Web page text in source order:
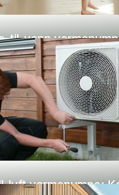
til-vann
fordeler og
luft varmepumpe: